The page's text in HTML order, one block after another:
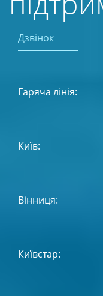
Дзвінок
Гаряча лінія:
Київ:
Вінниця:
Київстар: